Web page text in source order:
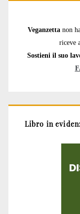
Veganzetta non
riceve
Sostieni il suo
Libro in